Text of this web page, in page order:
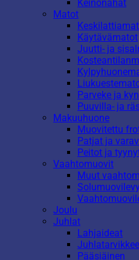
Keinonahat
Matot
Käytävämatot
Juutti- ja
Parveke ja
Puuvilla- ja
Makuuhuone
Muovitettu
Patjat ja
Peitot ja
Vaahtomuovit
Muut
Joulu
Juhlat
Lahjaideat
Pääsiäinen